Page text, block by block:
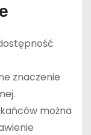
znaczenie
można